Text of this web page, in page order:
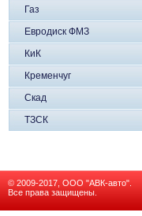
Газ
Евродиск ФМЗ
КиК
Кременчуг
Скад
ТЗСК
© 2009-2017, ООО "АВК-авто".
Все права защищены.